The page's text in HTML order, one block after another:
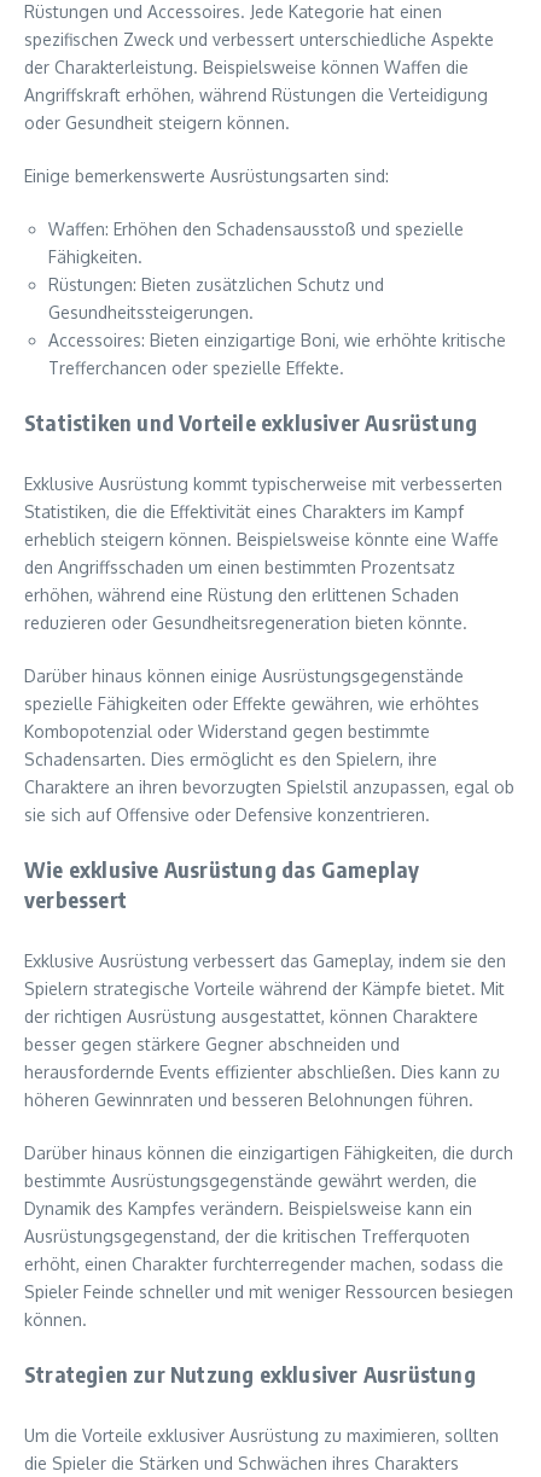
Rüstungen und Accessoires. Jede Kategorie hat einen
spezifischen Zweck und verbessert unterschiedliche Aspekte
der Charakterleistung. Beispielsweise können Waffen die
Angriffskraft erhöhen, während Rüstungen die Verteidigung
oder Gesundheit steigern können.
Einige bemerkenswerte Ausrüstungsarten sind:
Waffen: Erhöhen den Schadensausstoß und spezielle
Fähigkeiten.
Rüstungen: Bieten zusätzlichen Schutz und
Gesundheitssteigerungen.
Accessoires: Bieten einzigartige Boni, wie erhöhte kritische
Trefferchancen oder spezielle Effekte.
Statistiken und Vorteile exklusiver Ausrüstung
Exklusive Ausrüstung kommt typischerweise mit verbesserten
Statistiken, die die Effektivität eines Charakters im Kampf
erheblich steigern können. Beispielsweise könnte eine Waffe
den Angriffsschaden um einen bestimmten Prozentsatz
erhöhen, während eine Rüstung den erlittenen Schaden
reduzieren oder Gesundheitsregeneration bieten könnte.
Darüber hinaus können einige Ausrüstungsgegenstände
spezielle Fähigkeiten oder Effekte gewähren, wie erhöhtes
Kombopotenzial oder Widerstand gegen bestimmte
Schadensarten. Dies ermöglicht es den Spielern, ihre
Charaktere an ihren bevorzugten Spielstil anzupassen, egal ob
sie sich auf Offensive oder Defensive konzentrieren.
Wie exklusive Ausrüstung das Gameplay
verbessert
Exklusive Ausrüstung verbessert das Gameplay, indem sie den
Spielern strategische Vorteile während der Kämpfe bietet. Mit
der richtigen Ausrüstung ausgestattet, können Charaktere
besser gegen stärkere Gegner abschneiden und
herausfordernde Events effizienter abschließen. Dies kann zu
höheren Gewinnraten und besseren Belohnungen führen.
Darüber hinaus können die einzigartigen Fähigkeiten, die durch
bestimmte Ausrüstungsgegenstände gewährt werden, die
Dynamik des Kampfes verändern. Beispielsweise kann ein
Ausrüstungsgegenstand, der die kritischen Trefferquoten
erhöht, einen Charakter furchterregender machen, sodass die
Spieler Feinde schneller und mit weniger Ressourcen besiegen
können.
Strategien zur Nutzung exklusiver Ausrüstung
Um die Vorteile exklusiver Ausrüstung zu maximieren, sollten
die Spieler die Stärken und Schwächen ihres Charakters